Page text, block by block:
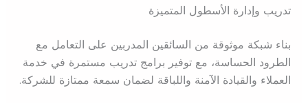
تدريب وإدارة الأسطول المتميزة
بناء شبكة موثوقة من السائقين المدربين على التعامل مع
الطرود الحساسة، مع توفير برامج تدريب مستمرة في خدمة
العملاء والقيادة الآمنة واللباقة لضمان سمعة ممتازة للشركة.